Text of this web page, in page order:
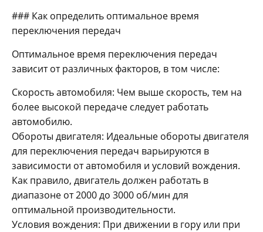
### Как определить оптимальное время
переключения передач
Оптимальное время переключения передач
зависит от различных факторов, в том числе:
Скорость автомобиля: Чем выше скорость, тем на
более высокой передаче следует работать
автомобилю.
Обороты двигателя: Идеальные обороты двигателя
для переключения передач варьируются в
зависимости от автомобиля и условий вождения.
Как правило, двигатель должен работать в
диапазоне от 2000 до 3000 об/мин для
оптимальной производительности.
Условия вождения: При движении в гору или при